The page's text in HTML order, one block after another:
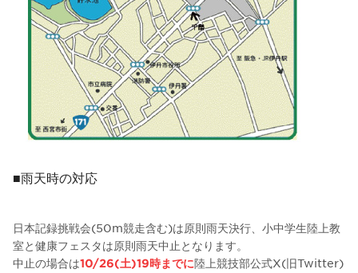
■雨天時の対応
日本記録挑戦会(50m競走含む)は原則雨天決行、小中学生陸上教
室と健康フェスタは原則雨天中止となります。
中止の場合は10/26(土)19時までに陸上競技部公式X(旧Twitter)